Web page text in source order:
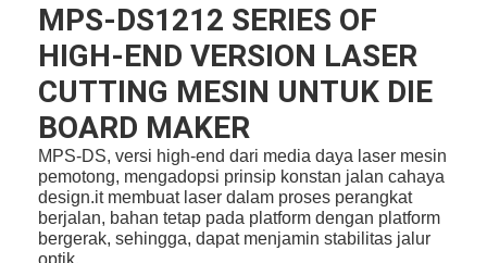
MPS-DS1212 SERIES OF
HIGH-END VERSION LASER
CUTTING MESIN UNTUK DIE
BOARD MAKER
MPS-DS, versi high-end dari media daya laser mesin
pemotong, mengadopsi prinsip konstan jalan cahaya
design.it membuat laser dalam proses perangkat
berjalan, bahan tetap pada platform dengan platform
bergerak, sehingga, dapat menjamin stabilitas jalur
optik.